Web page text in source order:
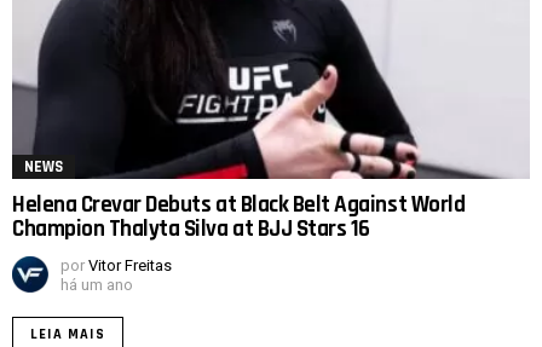
NEWS
Helena Crevar Debuts at Black Belt Against World
Champion Thalyta Silva at BJJ Stars 16
por Vitor Freitas
há um ano
LEIA MAIS